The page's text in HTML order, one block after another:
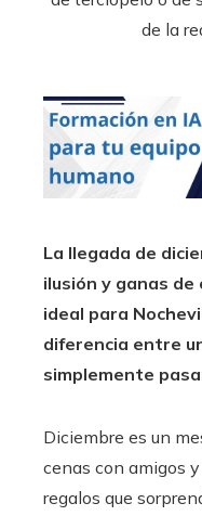
La llegada de
ilusión y ganas
ideal para
diferencia entre
simplemente
Diciembre es un
cenas con amigos
regalos que